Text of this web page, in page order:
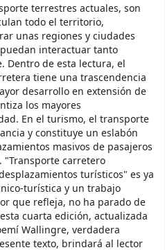
terrestres actuales, son
todo el territorio,
unas regiones y ciudades
interactuar tanto
Dentro de esta lectura, el
tiene una trascendencia
desarrollo en extensión de
los mayores
En el turismo, el transporte
y constituye un eslabón
masivos de pasajeros
"Transporte carretero
turísticos" es ya
turística y un trabajo
que refleja, no ha parado de
cuarta edición, actualizada
Wallingre, verdadera
texto, brindará al lector